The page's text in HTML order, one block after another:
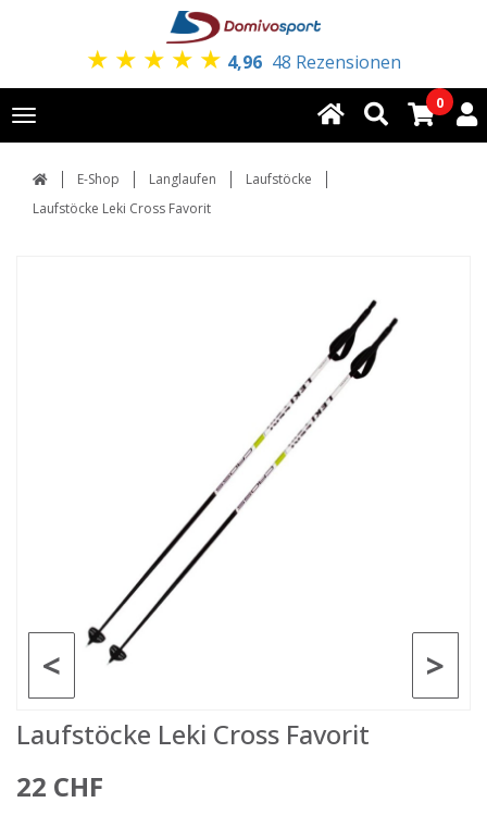
★ ★ ★ ★ ★ 4,96 48 Rezensionen
Toggle
navigation
0
E-Shop Langlaufen
Laufstöcke
Laufstöcke Leki Cross Favorit
>
<
Laufstöcke Leki Cross Favorit
22 CHF